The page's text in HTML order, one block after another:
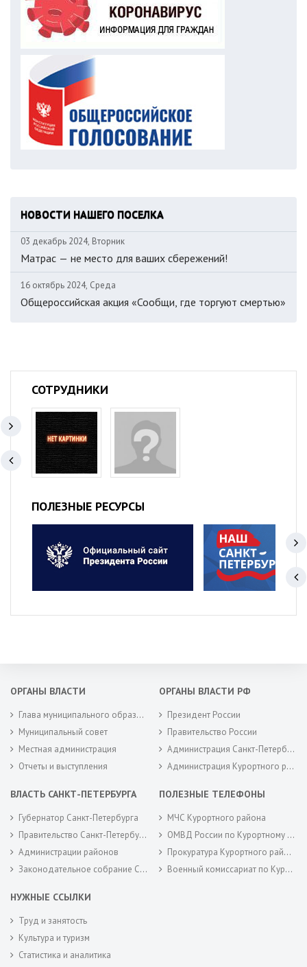
НОВОСТИ НАШЕГО ПОСЕЛКА
03 декабрь 2024, Вторник
Матрас — не место для ваших сбережений!
16 октябрь 2024, Среда
Общероссийская акция «Сообщи, где торгуют смертью»
СОТРУДНИКИ
ПОЛЕЗНЫЕ РЕСУРСЫ
ОРГАНЫ ВЛАСТИ
Глава муниципального образования
Муниципальный совет
Местная администрация
Отчеты и выступления
ОРГАНЫ ВЛАСТИ РФ
Президент России
Правительство России
Администрация Санкт-Петербурга
Администрация Курортного района Санкт-Петербурга
ВЛАСТЬ САНКТ-ПЕТЕРБУРГА
Губернатор Санкт-Петербурга
Правительство Санкт-Петербурга
Администрации районов
Законодательное собрание Санкт-Петербурга
ПОЛЕЗНЫЕ ТЕЛЕФОНЫ
МЧС Курортного района
ОМВД России по Курортному району
Прокуратура Курортного района
Военный комиссариат по Курортному районам города Санкт-Петербурга
НУЖНЫЕ ССЫЛКИ
Труд и занятость
Культура и туризм
Статистика и аналитика